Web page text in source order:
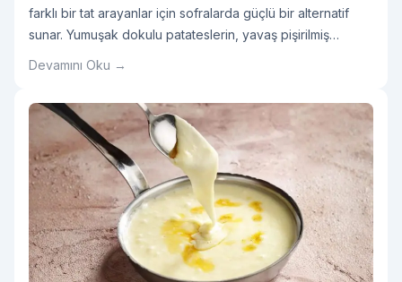
farklı bir tat arayanlar için sofralarda güçlü bir alternatif
sunar. Yumuşak dokulu patateslerin, yavaş pişirilmiş
ve özenli bir yorum kazandırır. Günlük öğünlerden özel
davetlereOkumaya devam et "Karamelize Soğanlı Patates
Salatası Tarifi"
Devamını Oku →